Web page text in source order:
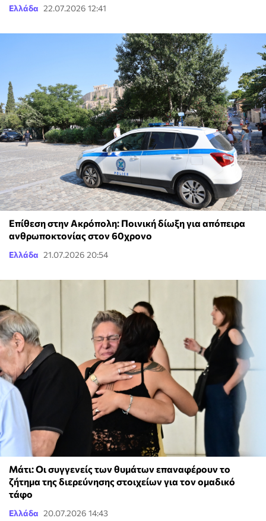
Ελλάδα 22.07.2026 12:41
Επίθεση στην Ακρόπολη: Ποινική δίωξη για απόπειρα
ανθρωποκτονίας στον 60χρονο
Ελλάδα 21.07.2026 20:54
Μάτι: Οι συγγενείς των θυμάτων επαναφέρουν το
ζήτημα της διερεύνησης στοιχείων για τον ομαδικό
τάφο
Ελλάδα 20.07.2026 14:43